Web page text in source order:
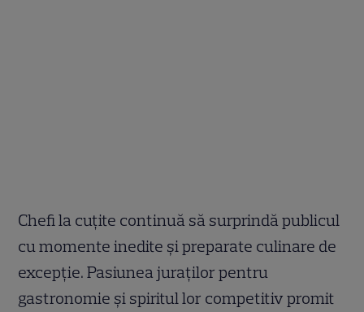
Chefi la cuțite continuă să surprindă publicul
cu momente inedite și preparate culinare de
excepție. Pasiunea juraților pentru
gastronomie și spiritul lor competitiv promit